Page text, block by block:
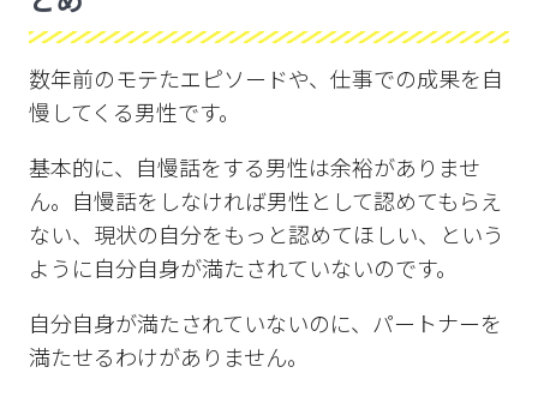
数年前のモテたエピソードや、仕事での成果を自
慢してくる男性です。
基本的に、自慢話をする男性は余裕がありませ
ん。自慢話をしなければ男性として認めてもらえ
ない、現状の自分をもっと認めてほしい、という
ように自分自身が満たされていないのです。
自分自身が満たされていないのに、パートナーを
満たせるわけがありません。